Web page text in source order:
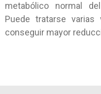
metabólico normal
Puede tratarse
conseguir mayor